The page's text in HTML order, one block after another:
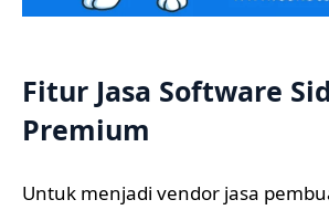
Fitur Jasa Software
Premium
Untuk menjadi vendor jasa